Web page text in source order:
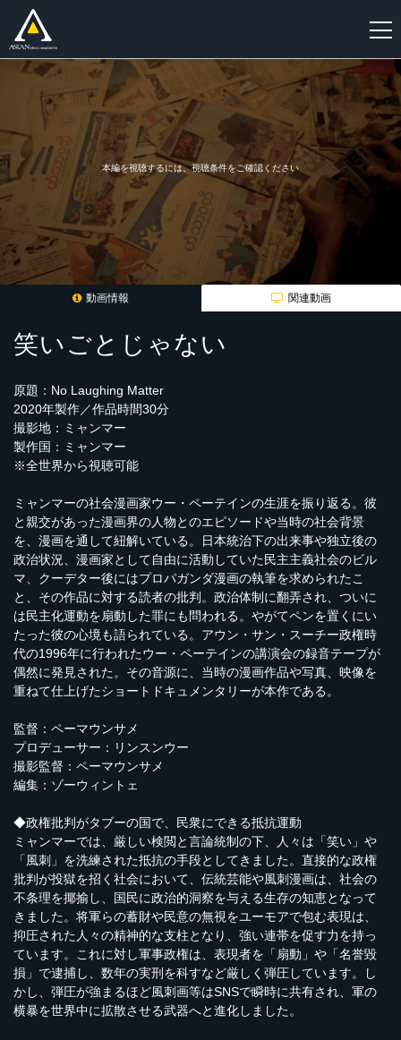
新
規
登
録
本編を視聴するには、視聴条件をご確認ください
動画情報 関連動画
笑いごとじゃない
原題：No Laughing Matter
2020年製作／作品時間30分
撮影地：ミャンマー
製作国：ミャンマー
※全世界から視聴可能
ミャンマーの社会漫画家ウー・ペーテインの生涯を振り返る。彼
と親交があった漫画界の人物とのエピソードや当時の社会背景
を、漫画を通して紐解いている。日本統治下の出来事や独立後の
政治状況、漫画家として自由に活動していた民主主義社会のビル
マ、クーデター後にはプロパガンダ漫画の執筆を求められたこ
と、その作品に対する読者の批判。政治体制に翻弄され、ついに
は民主化運動を扇動した罪にも問われる。やがてペンを置くにい
たった彼の心境も語られている。アウン・サン・スーチー政権時
代の1996年に行われたウー・ペーテインの講演会の録音テープが
偶然に発見された。その音源に、当時の漫画作品や写真、映像を
重ねて仕上げたショートドキュメンタリーが本作である。
監督：ペーマウンサメ
プロデューサー：リンスンウー
撮影監督：ペーマウンサメ
編集：ゾーウィントェ
◆政権批判がタブーの国で、民衆にできる抵抗運動
ミャンマーでは、厳しい検閲と言論統制の下、人々は「笑い」や
「風刺」を洗練された抵抗の手段としてきました。直接的な政権
批判が投獄を招く社会において、伝統芸能や風刺漫画は、社会の
不条理を揶揄し、国民に政治的洞察を与える生存の知恵となって
きました。将軍らの蓄財や民意の無視をユーモアで包む表現は、
抑圧された人々の精神的な支柱となり、強い連帯を促す力を持っ
ています。これに対し軍事政権は、表現者を「扇動」や「名誉毀
損」で逮捕し、数年の実刑を科すなど厳しく弾圧しています。し
かし、弾圧が強まるほど風刺画等はSNSで瞬時に共有され、軍の
横暴を世界中に拡散させる武器へと進化しました。